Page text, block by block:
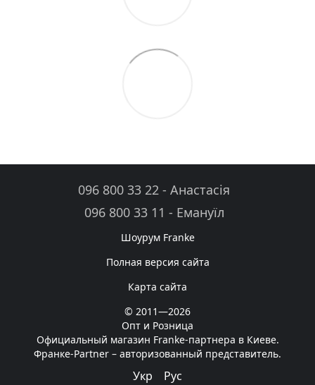
096 800 33 22 - Анастасія
096 800 33 11 - Емануїл
Шоурум Franke
Полная версия сайта
Карта сайта
© 2011—2026
Опт и Розница
Официальный магазин Franke-партнера в Киеве.
Франке-Partner – авторизованный представитель.
Укр Рус